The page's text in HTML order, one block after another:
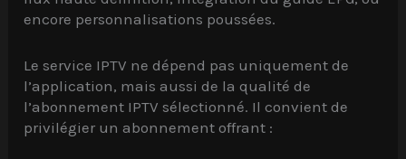
encore personnalisations poussées.
Le service IPTV ne dépend pas uniquement de
l’application, mais aussi de la qualité de
l’abonnement IPTV sélectionné. Il convient de
privilégier un abonnement offrant :